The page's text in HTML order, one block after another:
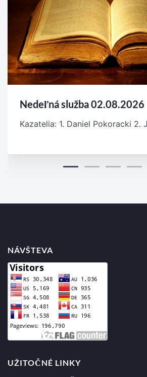
Nedeľná služba 02.08.2026
Kazatelia: 1. Daniel Pokoracki 2.
NÁVŠTEVA
UŽITOČNÉ LINKY